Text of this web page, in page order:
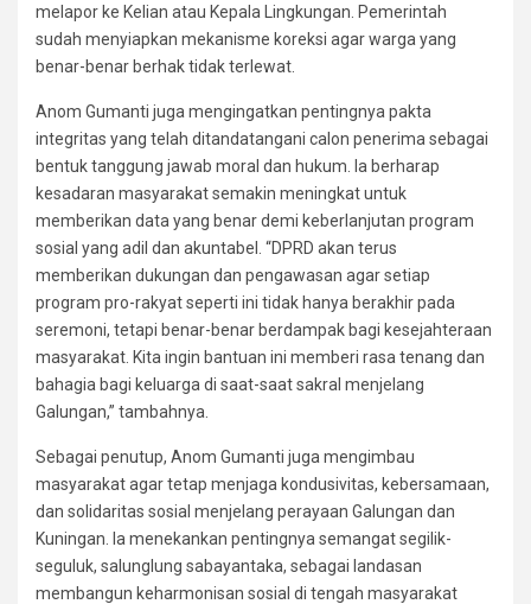
melapor ke Kelian atau Kepala Lingkungan. Pemerintah
sudah menyiapkan mekanisme koreksi agar warga yang
benar-benar berhak tidak terlewat.
Anom Gumanti juga mengingatkan pentingnya pakta
integritas yang telah ditandatangani calon penerima sebagai
bentuk tanggung jawab moral dan hukum. Ia berharap
kesadaran masyarakat semakin meningkat untuk
memberikan data yang benar demi keberlanjutan program
sosial yang adil dan akuntabel. “DPRD akan terus
memberikan dukungan dan pengawasan agar setiap
program pro-rakyat seperti ini tidak hanya berakhir pada
seremoni, tetapi benar-benar berdampak bagi kesejahteraan
masyarakat. Kita ingin bantuan ini memberi rasa tenang dan
bahagia bagi keluarga di saat-saat sakral menjelang
Galungan,” tambahnya.
Sebagai penutup, Anom Gumanti juga mengimbau
masyarakat agar tetap menjaga kondusivitas, kebersamaan,
dan solidaritas sosial menjelang perayaan Galungan dan
Kuningan. Ia menekankan pentingnya semangat segilik-
seguluk, salunglung sabayantaka, sebagai landasan
membangun keharmonisan sosial di tengah masyarakat